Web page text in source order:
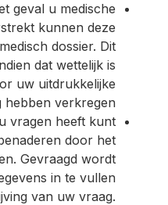
geval u medische
kunnen deze
dossier. Dit
dat wettelijk is
uw uitdrukkelijke
hebben verkregen.
vragen heeft kunt
door het
Gevraagd wordt
in te vullen
van uw vraag.